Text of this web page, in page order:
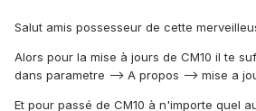
Salut amis possesseur de cette
Alors pour la mise à jours de CM10 il te
dans parametre --> A propos --> mise a
Et pour passé de CM10 à n'importe quel